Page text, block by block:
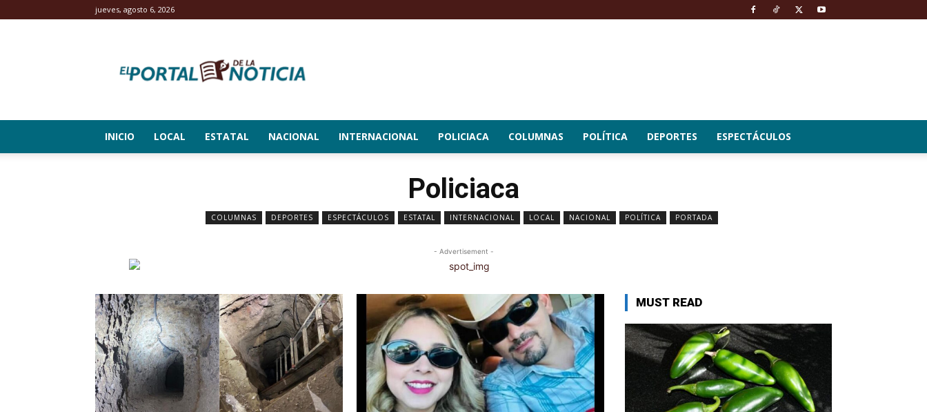
jueves, agosto 6, 2026
Portal
de
INICIO LOCAL ESTATAL NACIONAL INTERNACIONAL POLICIACA COLUMNAS POLÍTICA DEPORTES ESPECTÁCULOS
Policiaca
COLUMNAS DEPORTES ESPECTÁCULOS ESTATAL INTERNACIONAL LOCAL NACIONAL POLÍTICA PORTADA
- Advertisement -
MUST READ